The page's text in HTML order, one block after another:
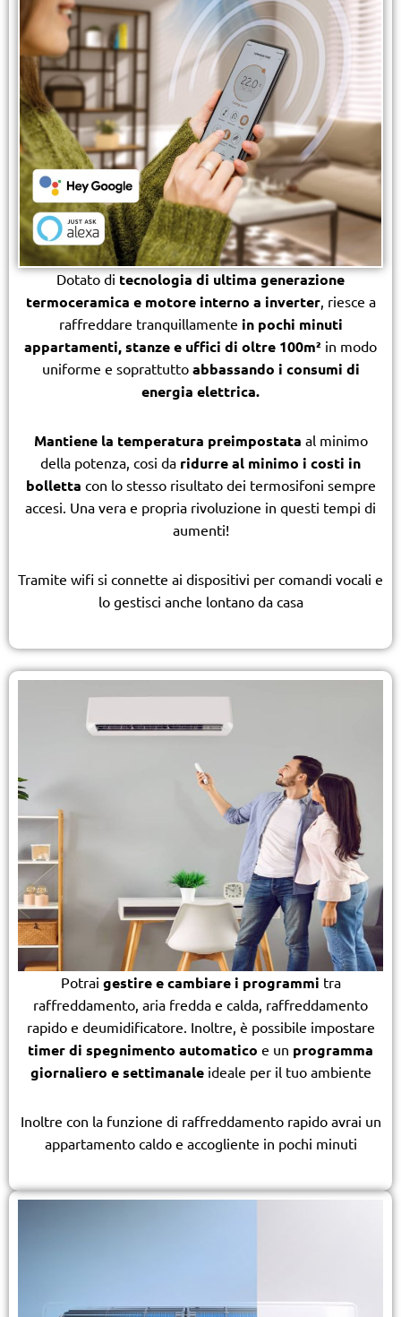
Dotato di tecnologia di ultima generazione
termoceramica e motore interno a inverter, riesce a
raffreddare tranquillamente in pochi minuti
appartamenti, stanze e uffici di oltre 100m² in modo
uniforme e soprattutto abbassando i consumi di
energia elettrica.
Mantiene la temperatura preimpostata al minimo
della potenza, cosi da ridurre al minimo i costi in
bolletta con lo stesso risultato dei termosifoni sempre
accesi. Una vera e propria rivoluzione in questi tempi di
aumenti!
Tramite wifi si connette ai dispositivi per comandi vocali e
lo gestisci anche lontano da casa
Potrai gestire e cambiare i programmi tra
raffreddamento, aria fredda e calda, raffreddamento
rapido e deumidificatore. Inoltre, è possibile impostare
timer di spegnimento automatico e un programma
giornaliero e settimanaleideale per il tuo ambiente
Inoltre con la funzione di raffreddamento rapido avrai un
appartamento caldo e accogliente in pochi minuti